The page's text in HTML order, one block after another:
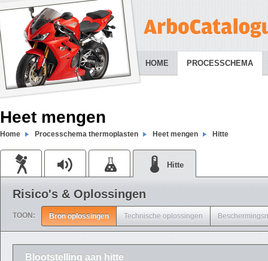
HOME PROCESSCHEMA
Heet mengen
Home Processchema thermoplasten Heet mengen Hitte
Hitte
Risico's & Oplossingen
TOON: Bron oplossingen Technische oplossingen
Blootstelling aan hitte